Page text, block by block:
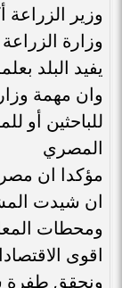
وزير
وزارة
يفيد البلد
وان مهمة
للباحثين أو
المصري
مؤكدا ان
ان شيدت
ومحطات
اقوى
ونحقق طفرة